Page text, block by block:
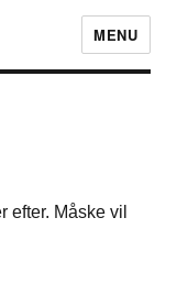
MENU
efter. Måske vil